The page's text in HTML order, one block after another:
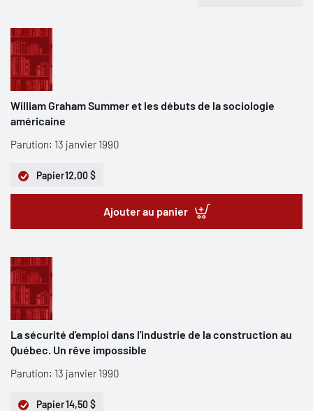
William Graham Summer et les débuts de la sociologie
américaine
Parution: 13 janvier 1990
Papier12,00 $
Ajouter au panier
La sécurité d'emploi dans l'industrie de la construction au
Québec. Un rêve impossible
Parution: 13 janvier 1990
Papier14,50 $